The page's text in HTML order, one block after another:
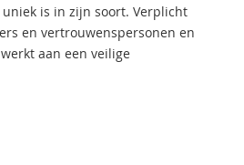
is in zijn soort. Verplicht
en vertrouwenspersonen en
aan een veilige